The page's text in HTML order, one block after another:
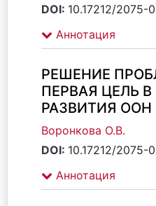
DOI: 10.17212/
Аннотация
РЕШЕНИЕ
ПЕРВАЯ ЦЕЛЬ
РАЗВИТИЯ ООН
Воронкова О.В.
DOI: 10.17212/
Аннотация